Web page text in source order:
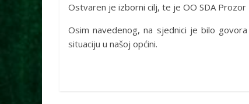
Ostvaren je izborni cilj, te je OO SDA
Osim navedenog, na sjednici je bilo
situaciju u našoj općini.